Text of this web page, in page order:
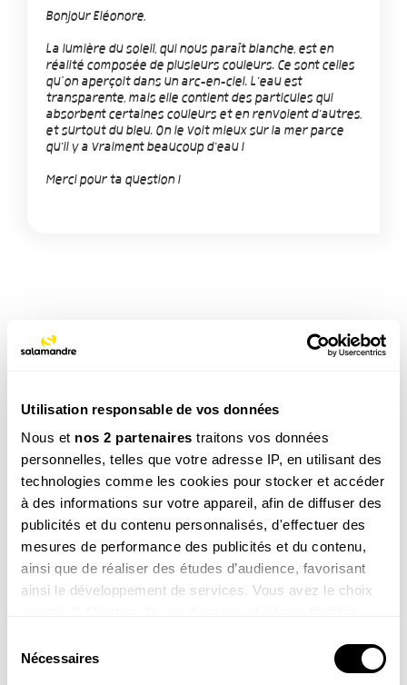
Utilisation responsable de vos données
Nous et nos 2 partenaires traitons vos données
personnelles, telles que votre adresse IP, en utilisant des
technologies comme les cookies pour stocker et accéder
à des informations sur votre appareil, afin de diffuser des
publicités et du contenu personnalisés, d'effectuer des
mesures de performance des publicités et du contenu,
ainsi que de réaliser des études d’audience, favorisant
ainsi le développement de services. Vous avez le choix
tout moment en consultant la Déclaration relative aux
cookies ou en cliquant sur l'icône de confidentialité.
Nécessaires
Bonjour Eléonore,
La lumière du soleil, qui nous paraît blanche, est en
réalité composée de plusieurs couleurs. Ce sont celles
qu’on aperçoit dans un arc-en-ciel. L'eau est
transparente, mais elle contient des particules qui
absorbent certaines couleurs et en renvoient d'autres,
et surtout du bleu. On le voit mieux sur la mer parce
qu'il y a vraiment beaucoup d'eau !
Merci pour ta question !
TAGS
NOS 3 REVUES
REVUE SALAMANDRE
Plongez au coeur d'une nature insolite près de chez
vous
Découvrir la revue